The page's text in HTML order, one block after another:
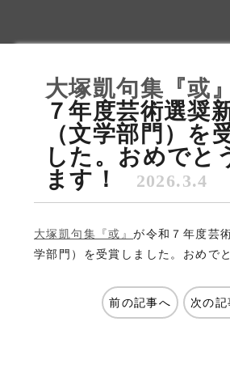
大塚凱句集『或』
７年度芸術選奨
（文学部門）を
した。おめでと
ます！
2026.3.4
大塚凱句集『或』が令和７年度芸
学部門）を受賞しました。おめで
前の記事へ 次の記